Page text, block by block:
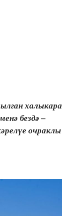
халыкара
бездә –
очраклы